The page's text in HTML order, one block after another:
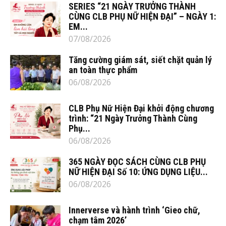
SERIES “21 NGÀY TRƯỞNG THÀNH
CÙNG CLB PHỤ NỮ HIỆN ĐẠI” – NGÀY 1:
EM...
07/08/2026
Tăng cường giám sát, siết chặt quản lý
an toàn thực phẩm
06/08/2026
CLB Phụ Nữ Hiện Đại khởi động chương
trình: “21 Ngày Trưởng Thành Cùng
Phụ...
06/08/2026
365 NGÀY ĐỌC SÁCH CÙNG CLB PHỤ
NỮ HIỆN ĐẠI Số 10: ỨNG DỤNG LIỆU...
06/08/2026
Innerverse và hành trình ‘Gieo chữ,
chạm tâm 2026’